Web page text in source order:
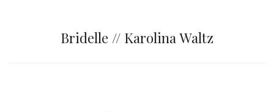
Bridelle // Karolina Waltz